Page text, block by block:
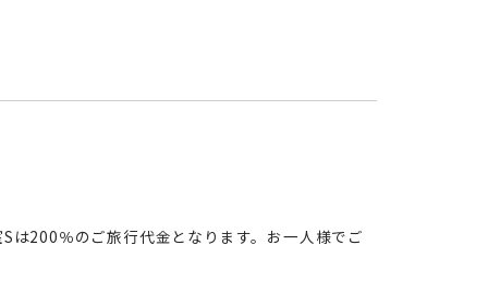
200％のご旅行代金となります。お一人様でご